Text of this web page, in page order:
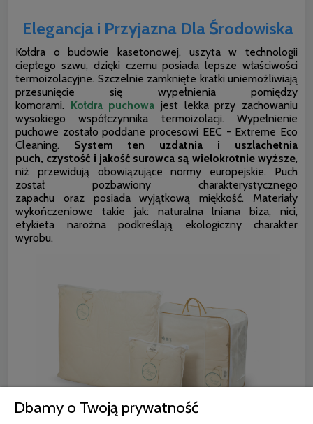
Elegancja i Przyjazna Dla Środowiska
Kołdra o budowie kasetonowej, uszyta w technologii
ciepłego szwu, dzięki czemu posiada lepsze właściwości
termoizolacyjne. Szczelnie zamknięte kratki uniemożliwiają
przesunięcie się wypełnienia pomiędzy
komorami. Kołdra puchowa jest lekka przy zachowaniu
wysokiego współczynnika termoizolacji. Wypełnienie
puchowe zostało poddane procesowi EEC - Extreme Eco
Cleaning. System ten uzdatnia i uszlachetnia
puch, czystość i jakość surowca są wielokrotnie wyższe,
niż przewidują obowiązujące normy europejskie. Puch
został pozbawiony charakterystycznego
zapachu oraz posiada wyjątkową miękkość. Materiały
wykończeniowe takie jak: naturalna lniana biza, nici,
etykieta narożna podkreślają ekologiczny charakter
wyrobu.
Dbamy o Twoją prywatność